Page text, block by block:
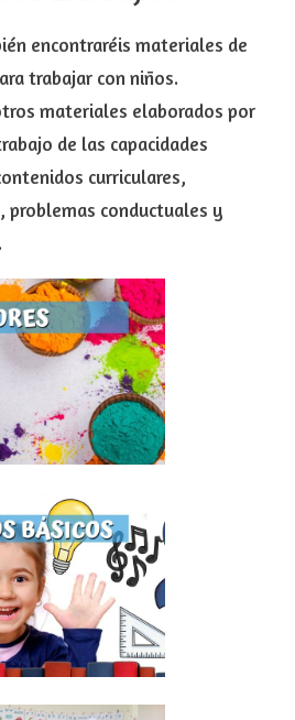
encontraréis materiales de
trabajar con niños.
materiales elaborados por
de las capacidades
curriculares,
problemas conductuales y